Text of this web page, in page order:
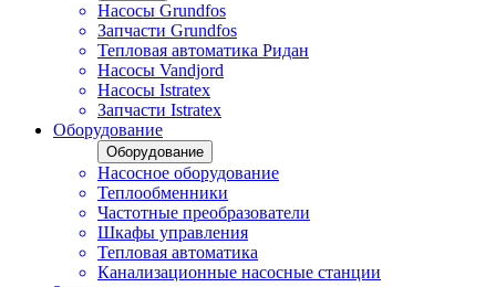
Насосы Grundfos
Запчасти Grundfos
Тепловая автоматика Ридан
Насосы Vandjord
Насосы Istratex
Запчасти Istratex
Оборудование
Оборудование
Насосное оборудование
Теплообменники
Частотные преобразователи
Шкафы управления
Тепловая автоматика
Канализационные насосные станции